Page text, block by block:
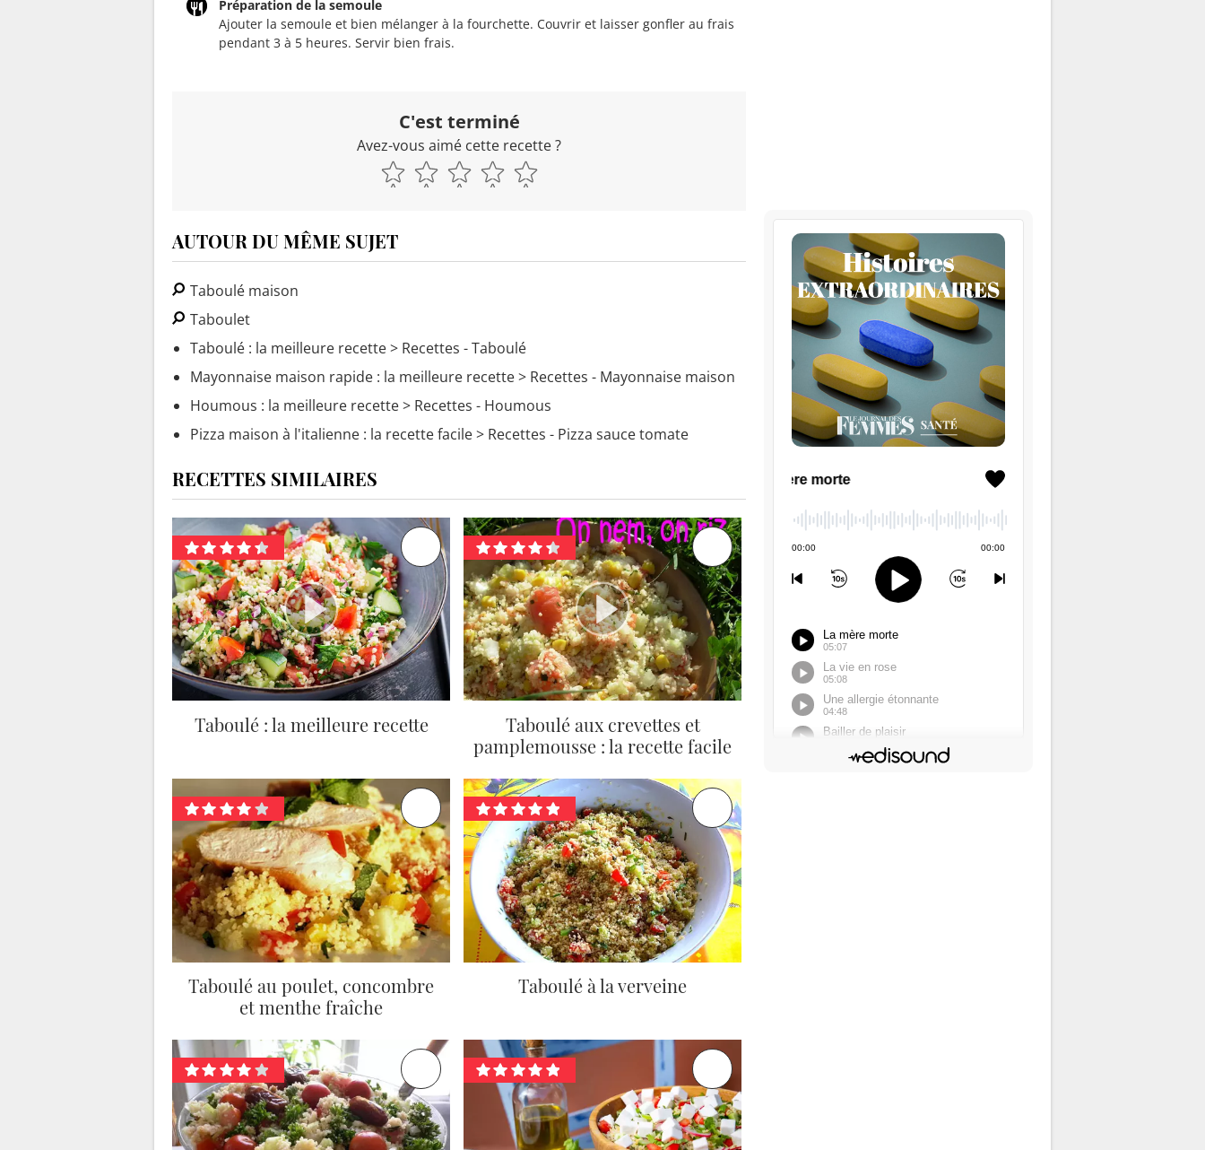
Préparation de la semoule
Ajouter la semoule et bien mélanger à la fourchette. Couvrir et laisser gonfler au frais
pendant 3 à 5 heures. Servir bien frais.
C'est terminé
Avez-vous aimé cette recette ?
AUTOUR DU MÊME SUJET
Taboulé maison
Taboulet
Taboulé : la meilleure recette> Recettes - Taboulé
Mayonnaise maison rapide : la meilleure recette> Recettes - Mayonnaise maison
Houmous : la meilleure recette> Recettes - Houmous
Pizza maison à l'italienne : la recette facile> Recettes - Pizza sauce tomate
RECETTES SIMILAIRES
Taboulé : la meilleure recette
Taboulé aux crevettes et
pamplemousse : la recette facile
Taboulé au poulet, concombre
et menthe fraîche
Taboulé à la verveine